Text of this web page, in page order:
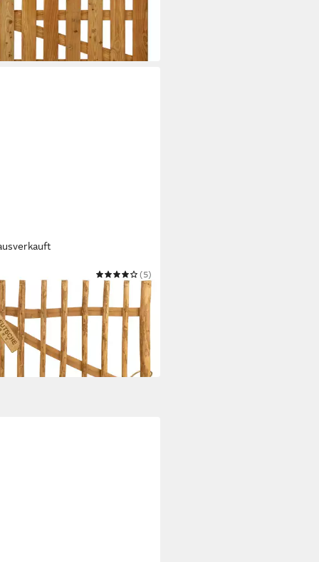
€ 119,95 €
in 5 Wochen
Holztor Haselnuss für
100cm breit
(5)
€ UVP103,99 €
1 m)
Werktagen bei dir